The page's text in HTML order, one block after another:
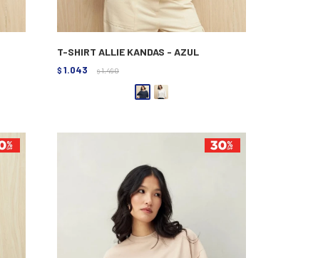
T-SHIRT ALLIE KANDAS - AZUL
$ 1.043 $ 1.490